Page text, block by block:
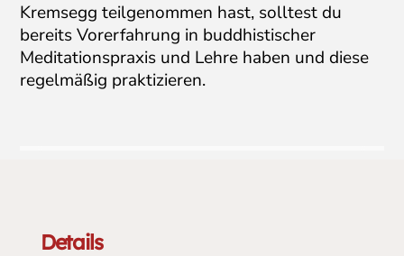
Kremsegg teilgenommen hast, solltest du
bereits Vorerfahrung in buddhistischer
Meditationspraxis und Lehre haben und diese
regelmäßig praktizieren.
Details